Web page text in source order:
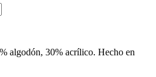
algodón, 30% acrílico. Hecho en